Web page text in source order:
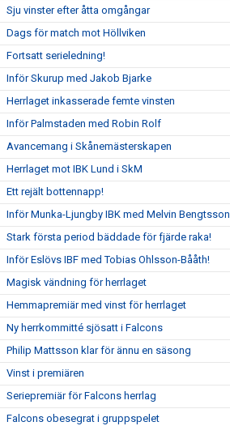
Sju vinster efter åtta omgångar
Dags för match mot Höllviken
Fortsatt serieledning!
Inför Skurup med Jakob Bjarke
Herrlaget inkasserade femte vinsten
Inför Palmstaden med Robin Rolf
Avancemang i Skånemästerskapen
Herrlaget mot IBK Lund i SkM
Ett rejält bottennapp!
Inför Munka-Ljungby IBK med Melvin Bengtsson
Stark första period bäddade för fjärde raka!
Inför Eslövs IBF med Tobias Ohlsson-Bååth!
Magisk vändning för herrlaget
Hemmapremiär med vinst för herrlaget
Ny herrkommitté sjösatt i Falcons
Philip Mattsson klar för ännu en säsong
Vinst i premiären
Seriepremiär för Falcons herrlag
Falcons obesegrat i gruppspelet